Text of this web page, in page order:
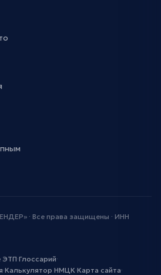
· Все права защищены · ИНН
ЭТП·Глоссарий·
·Калькулятор НМЦК·Карта сайта·